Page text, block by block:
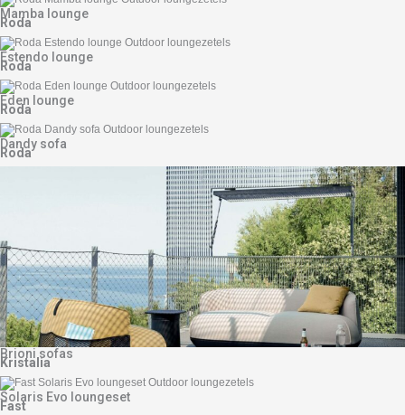
Mamba lounge
Roda
Estendo lounge
Roda
Eden lounge
Roda
Dandy sofa
Roda
Brioni sofas
Kristalia
Solaris Evo loungeset
Fast